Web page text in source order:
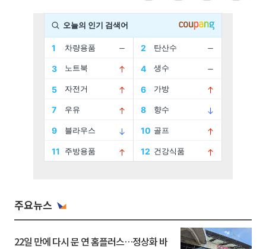
주요뉴스
22일 만에 다시 문 연 홈플러스…정상화 바